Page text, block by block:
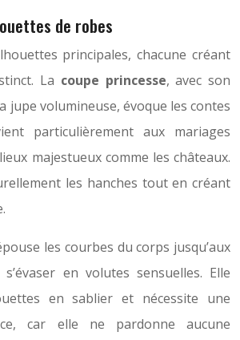
de robes
principales, chacune créant
La coupe princesse, avec son
jupe volumineuse, évoque les contes
particulièrement aux mariages
majestueux comme les châteaux.
les hanches tout en créant
les courbes du corps jusqu’aux
en volutes sensuelles. Elle
en sablier et nécessite une
car elle ne pardonne aucune